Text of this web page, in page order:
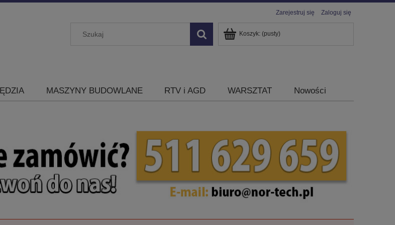
Zarejestruj się Zaloguj się
Koszyk: (pusty)
MASZYNY BUDOWLANE RTV i AGD WARSZTAT Nowości